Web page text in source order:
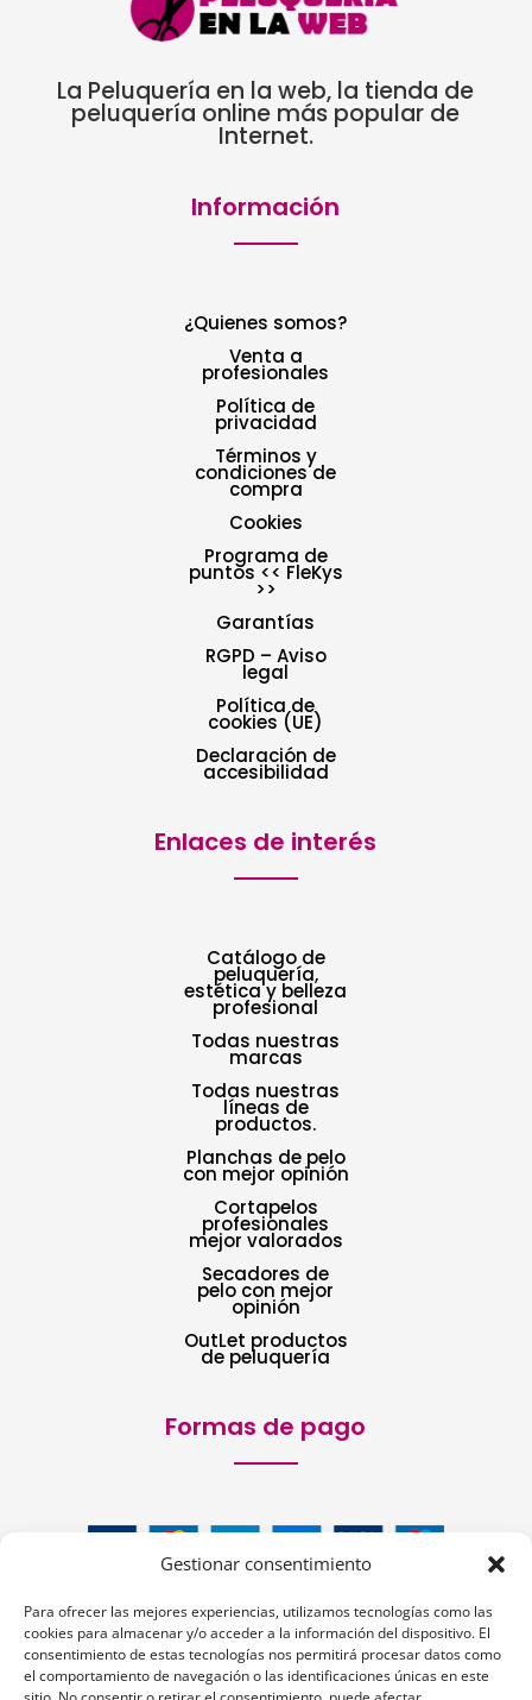
Gestionar consentimiento
Para ofrecer las mejores experiencias, utilizamos tecnologías como las
cookies para almacenar y/o acceder a la información del dispositivo. El
consentimiento de estas tecnologías nos permitirá procesar datos como
el comportamiento de navegación o las identificaciones únicas en este
La Peluquería en la web, la tienda de
peluquería online más popular de
Internet.
Información
¿Quienes somos?
Venta a
profesionales
Política de
privacidad
Términos y
condiciones de
compra
Cookies
Programa de
puntos << FleKys
>>
Garantías
RGPD – Aviso
legal
Política de
cookies (UE)
Declaración de
accesibilidad
Enlaces de interés
Catálogo de
peluquería,
estética y belleza
profesional
Todas nuestras
marcas
Todas nuestras
líneas de
productos.
Planchas de pelo
con mejor opinión
Cortapelos
profesionales
mejor valorados
Secadores de
pelo con mejor
opinión
OutLet productos
de peluquería
Formas de pago